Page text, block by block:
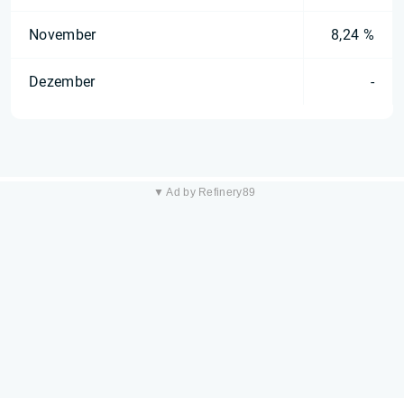
November 8,24 %
Dezember -
▼ Ad by Refinery89